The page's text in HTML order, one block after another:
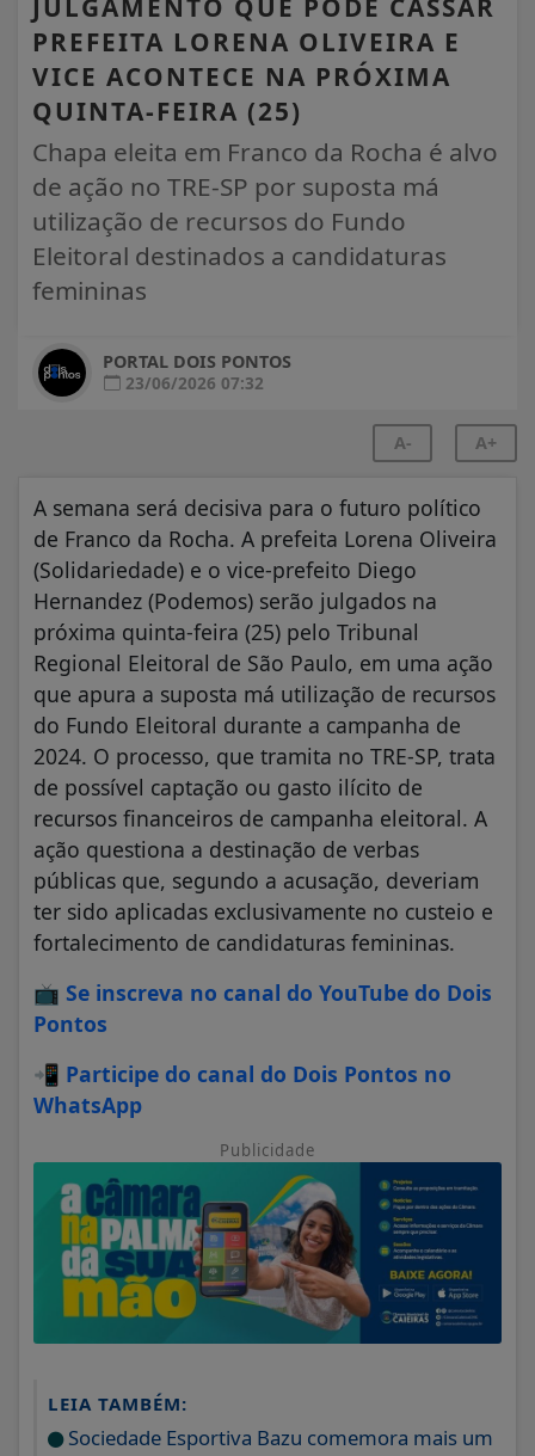
PREFEITA LORENA OLIVEIRA E
VICE ACONTECE NA PRÓXIMA
QUINTA-FEIRA (25)
Chapa eleita em Franco da Rocha é alvo
de ação no TRE-SP por suposta má
utilização de recursos do Fundo
Eleitoral destinados a candidaturas
femininas
PORTAL DOIS PONTOS
23/06/2026 07:32
A- A+
A semana será decisiva para o futuro político
de Franco da Rocha. A prefeita Lorena Oliveira
(Solidariedade) e o vice-prefeito Diego
Hernandez (Podemos) serão julgados na
próxima quinta-feira (25) pelo Tribunal
Regional Eleitoral de São Paulo, em uma ação
que apura a suposta má utilização de recursos
do Fundo Eleitoral durante a campanha de
2024. O processo, que tramita no TRE-SP, trata
de possível captação ou gasto ilícito de
recursos financeiros de campanha eleitoral. A
ação questiona a destinação de verbas
públicas que, segundo a acusação, deveriam
ter sido aplicadas exclusivamente no custeio e
fortalecimento de candidaturas femininas.
📺 Se inscreva no canal do YouTube do Dois
Pontos
📲 Participe do canal do Dois Pontos no
WhatsApp
Publicidade
LEIA TAMBÉM:
Sociedade Esportiva Bazu comemora mais um